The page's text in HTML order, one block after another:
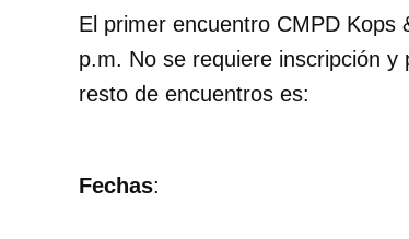
El primer encuentro CMPD Kops
p.m. No se requiere inscripción
resto de encuentros es:
Fechas: